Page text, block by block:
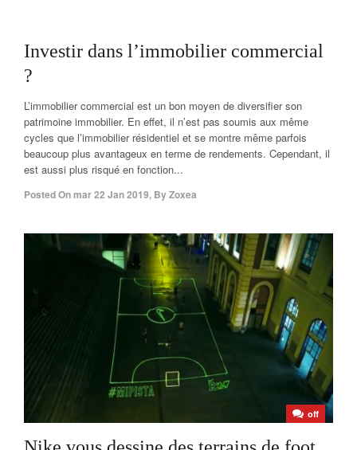
Investir dans l’immobilier commercial
?
L’immobilier commercial est un bon moyen de diversifier son
patrimoine immobilier. En effet, il n’est pas soumis aux même
cycles que l’immobilier résidentiel et se montre même parfois
beaucoup plus avantageux en terme de rendements. Cependant, il
est aussi plus risqué en fonction...
Posted Onmar 22 Jan 2019, ByZoxea
off